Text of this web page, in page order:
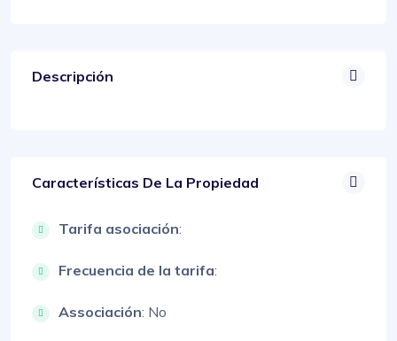
Descripción
Características De La Propiedad
Tarifa asociación:
Frecuencia de la tarifa:
Associación: No